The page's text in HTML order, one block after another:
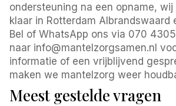
ondersteuning na een opname,
klaar in Rotterdam Albrandswaard
Bel of WhatsApp ons via 070
naar info@mantelzorgsamen.nl
informatie of een vrijblijvend
maken we mantelzorg weer
Meest gestelde vragen